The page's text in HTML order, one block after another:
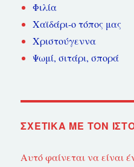
Φιλία
Χαϊδάρι-ο τόπος μας
Χριστούγεννα
Ψωμί, σιτάρι, σπορά
ΣΧΕΤΙΚΆ ΜΕ ΤΟΝ
Αυτό φαίνεται να είναι